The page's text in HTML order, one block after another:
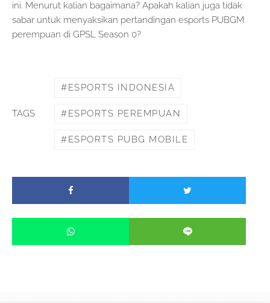
ini. Menurut kalian bagaimana? Apakah kalian juga tidak
sabar untuk menyaksikan pertandingan esports PUBGM
perempuan di GPSL Season 0?
TAGS
ESPORTS INDONESIA
ESPORTS PEREMPUAN
ESPORTS PUBG MOBILE